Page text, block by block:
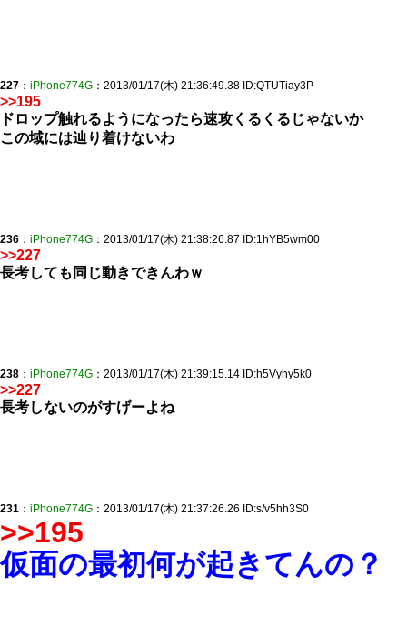
227 ： iPhone774G ：2013/01/17(木) 21:36:49.38 ID:QTUTiay3P
>>195
ドロップ触れるようになったら速攻くるくるじゃないか
この域には辿り着けないわ
236 ： iPhone774G ：2013/01/17(木) 21:38:26.87 ID:1hYB5wm00
>>227
長考しても同じ動きできんわｗ
238 ： iPhone774G ：2013/01/17(木) 21:39:15.14 ID:h5Vyhy5k0
>>227
長考しないのがすげーよね
231 ： iPhone774G ：2013/01/17(木) 21:37:26.26 ID:s/v5hh3S0
>>195
仮面の最初何が起きてんの？